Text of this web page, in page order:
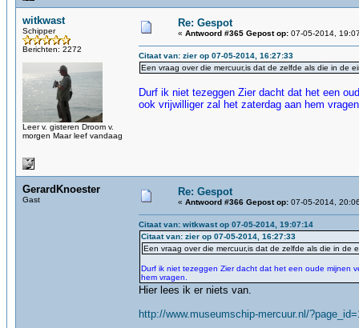
witkwast
Schipper
Berichten: 2272
Leer v. gisteren Droom v.
morgen Maar leef vandaag
Re: Gespot
« Antwoord #365 Gepost op: 07-05-2014,
Citaat van: zier op 07-05-2014, 16:27:33
Een vraag over die mercuur,is dat de zelfde als die in de
Durf ik niet tezeggen Zier dacht dat het een
ook vrijwilliger zal het zaterdag aan hem
GerardKnoester
Gast
Re: Gespot
« Antwoord #366 Gepost op: 07-05-2014,
Citaat van: witkwast op 07-05-2014, 19:07:14
Citaat van: zier op 07-05-2014, 16:27:33
Een vraag over die mercuur,is dat de zelfde als die in de
Durf ik niet tezeggen Zier dacht dat het een oude mijnen
hem vragen.
Hier lees ik er niets van.
http://www.museumschip-mercuur.nl/